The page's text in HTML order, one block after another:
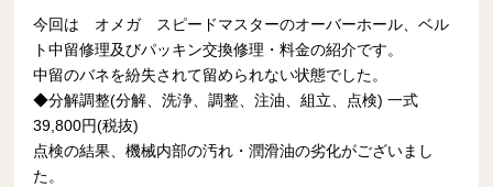
今回は オメガ スピードマスターのオーバーホール、ベル
ト中留修理及びパッキン交換修理・料金の紹介です。
中留のバネを紛失されて留められない状態でした。
◆分解調整(分解、洗浄、調整、注油、組立、点検) 一式
39,800円(税抜)
点検の結果、機械内部の汚れ・潤滑油の劣化がございまし
た。